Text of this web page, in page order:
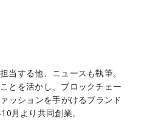
当する他、ニュースも執筆。
とを活かし、ブロックチェー
ッションを手がけるブランド
月より共同創業。